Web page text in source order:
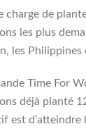
charge de
les plus
les Philippines
Time For
déjà planté
est d’atteindre